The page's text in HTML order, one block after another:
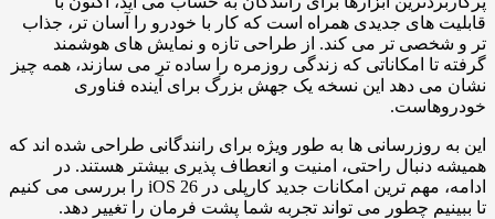
های جدیدی همراه است که کار با خودرو را آسان تر، جذاب
شخصی تر می کند. از طراحی تازه و نمایش های هوشمند
تا امکاناتی که زندگی روزمره را ساده تر می سازند، همه چیز
می دهد این نسخه یک جهش بزرگ برای آینده فناوری
روزرسانی ها به طور ویژه برای رانندگانی طراحی شده اند که
دنبال راحتی، امنیت و انعطاف پذیری بیشتر هستند. در
ادامه، مهم ترین امکانات جدید کارپلی در iOS 26 را بررسی می کنیم
چطور می تواند تجربه شما پشت فرمان را تغییر دهد.